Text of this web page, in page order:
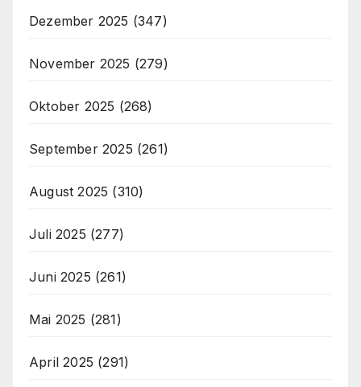
Dezember 2025 (347)
November 2025 (279)
Oktober 2025 (268)
September 2025 (261)
August 2025 (310)
Juli 2025 (277)
Juni 2025 (261)
Mai 2025 (281)
April 2025 (291)